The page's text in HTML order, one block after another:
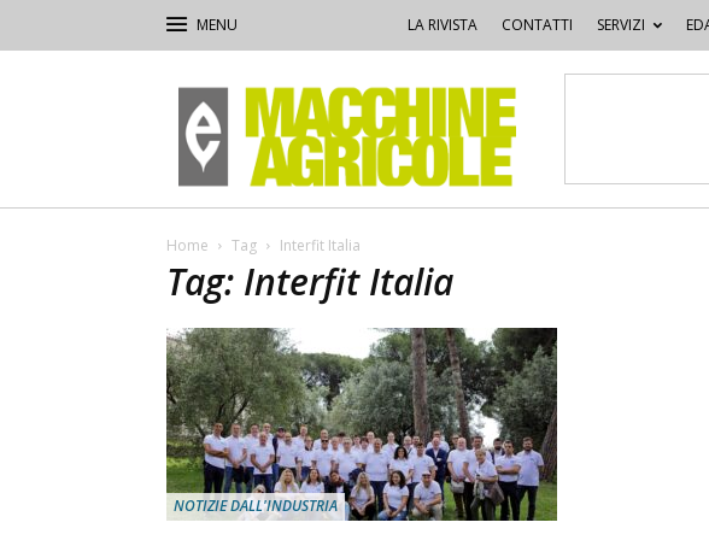
LA RIVISTA CONTATTI SERVIZI
Macchine
Agricole
Home Tag Interfit Italia
Tag: Interfit Italia
NOTIZIE DALL'INDUSTRIA